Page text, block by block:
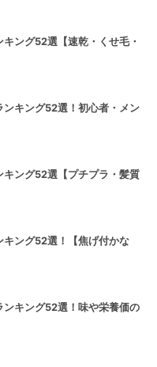
ング52選【速乾・くせ毛・
キング52選！初心者・メン
ング52選【プチプラ・髪質
キング52選！【焦げ付かな
ンキング52選！味や栄養価の